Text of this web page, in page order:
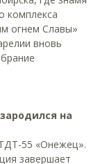
комплекса
огнем Славы»
вновь
на
55 «Онежец».
завершает